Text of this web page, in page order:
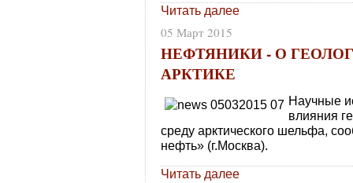
Читать далее
05 Март 2015
НЕФТЯНИКИ - О
АРКТИКЕ
Научные
влияния
среду арктического шельфа,
нефть» (г.Москва).
Читать далее